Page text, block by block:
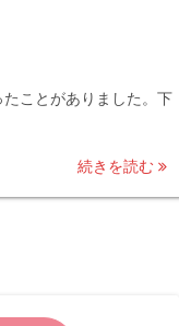
ことがありました。下
続きを読む